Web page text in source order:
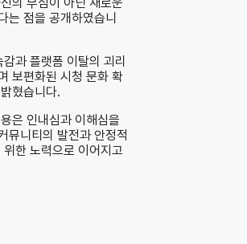
의 부심이 아닌 새로운
는 점을 공개하였습니
과 플랫폼 이탈의 괴리
보편화된 시청 문화 확
혔습니다.
은 인내심과 이해심을
뮤니티의 발전과 안정적
한 노력으로 이어지고